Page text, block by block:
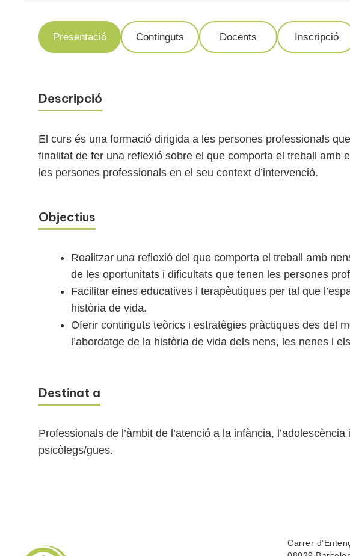
Presentació Continguts Docents Inscripció
Descripció
El curs és una formació dirigida a les persones professionals
finalitat de fer una reflexió sobre el que comporta el treball
les persones professionals en el seu context d’intervenció.
Objectius
Realitzar una reflexió del que comporta el treball amb
de les oportunitats i dificultats que tenen les persones
Facilitar eines educatives i terapèutiques per tal que
història de vida.
Oferir continguts teòrics i estratègies pràctiques des del
l’abordatge de la història de vida dels nens, les nenes i
Destinat a
Professionals de l’àmbit de l’atenció a la infància,
psicòlegs/gues.
Carrer